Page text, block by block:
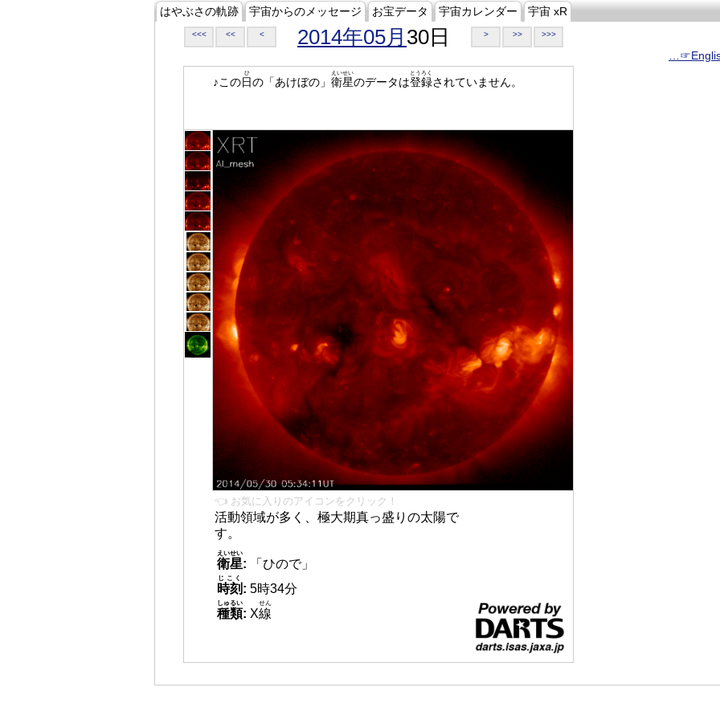
はやぶさの軌跡 宇宙からのメッセージ お宝データ 宇宙カレンダー 宇宙 xR
<<< << < 2014年05月 30日 > >> >>>
♪この日
ひ
の「あけぼの」 衛星
えいせい
のデータは登録
とうろく
されていません。
👈 お気に入りのアイコンをクリック！
活動領域が多く、極大期真っ盛りの太陽で
す。
衛星
えいせい
:
「ひので」
時刻
じこく
: 5時34分
種類
しゅるい
: X線
せん